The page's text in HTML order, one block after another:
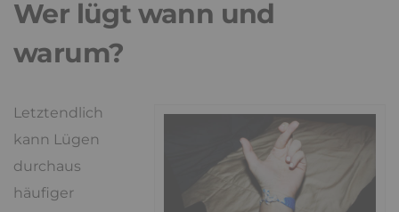
Wer lügt wann und
warum?
Letztendlich
kann Lügen
durchaus
häufiger